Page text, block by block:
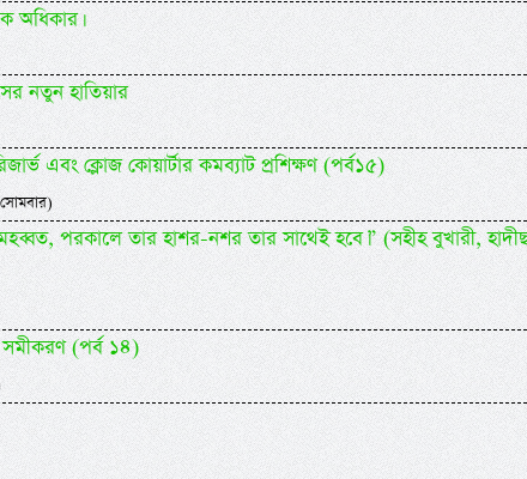
অধিকার।
নতুন হাতিয়ার
এবং ক্লোজ কোয়ার্টার কমব্যাট প্রশিক্ষণ (পর্ব১৫)
পরকালে তার হাশর-নশর তার সাথেই হবে।” (সহীহ বুখারী,
সমীকরণ (পর্ব ১৪)